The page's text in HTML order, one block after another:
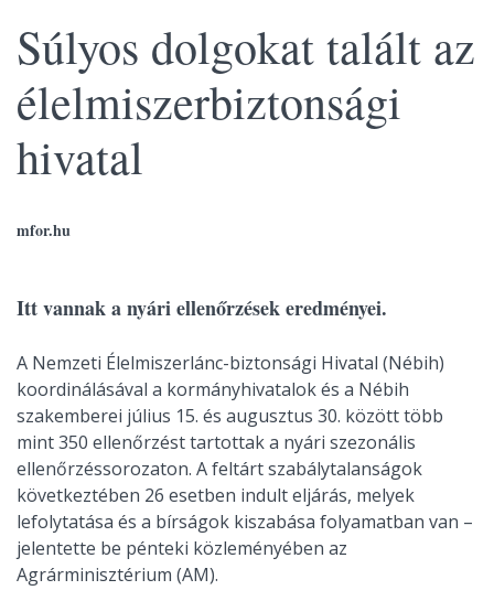
Súlyos dolgokat talált az
élelmiszerbiztonsági
hivatal
mfor.hu
Itt vannak a nyári ellenőrzések eredményei.
A Nemzeti Élelmiszerlánc-biztonsági Hivatal (Nébih)
koordinálásával a kormányhivatalok és a Nébih
szakemberei július 15. és augusztus 30. között több
mint 350 ellenőrzést tartottak a nyári szezonális
ellenőrzéssorozaton. A feltárt szabálytalanságok
következtében 26 esetben indult eljárás, melyek
lefolytatása és a bírságok kiszabása folyamatban van –
jelentette be pénteki közleményében az
Agrárminisztérium (AM).